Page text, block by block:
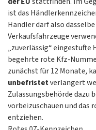
ist das
Händler darf also
Verkaufsfahrzeuge
„zuverlässig“ eingestufte
begehrte rote Kfz-
zunächst für 12 Monate,
unbefristetverlängert
Zulassungsbehörde dazu
vorbeizuschauen und das
entziehen.